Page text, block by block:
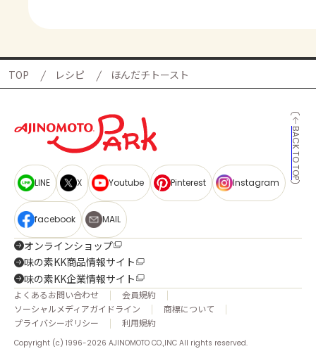
TOP レシピ ほんだチトースト
BACK TO TOP
LINE X Youtube Pinterest Instagram
facebook MAIL
オンラインショップ
味の素KK商品情報サイト
味の素KK企業情報サイト
よくあるお問い合わせ
会員規約
ソーシャルメディアガイドライン
商標について
プライバシーポリシー
利用規約
Copyright (c) 1996-2026 AJINOMOTO CO.,INC All rights reserved.